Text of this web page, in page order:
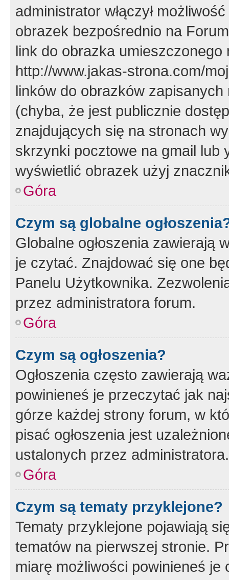
administrator włączył
obrazek bezpośrednio na
link do obrazka
http://www.jakas-strona.com/
linków do obrazków
(chyba, że jest publicznie
znajdujących się na stronach
skrzynki pocztowe na gmail lub
wyświetlić obrazek użyj
Góra
Czym są globalne
Globalne ogłoszenia zawierają
je czytać. Znajdować się one
Panelu Użytkownika.
przez administratora forum.
Góra
Czym są ogłoszenia?
Ogłoszenia często zawierają
powinieneś je przeczytać jak
górze każdej strony forum, w
pisać ogłoszenia jest
ustalonych przez administratora.
Góra
Czym są tematy przyklejone?
Tematy przyklejone pojawiają
tematów na pierwszej stronie.
miarę możliwości powinieneś je